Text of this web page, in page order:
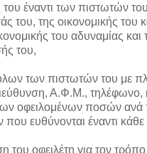
έναντι των πιστωτών
του, της οικονομικής του
του αδυναμίας
του,
των πιστωτών του με
Α.Φ.Μ., τηλέφωνο,
οφειλομένων ποσών ανά
που ευθύνονται έναντι
του οφειλέτη για τον